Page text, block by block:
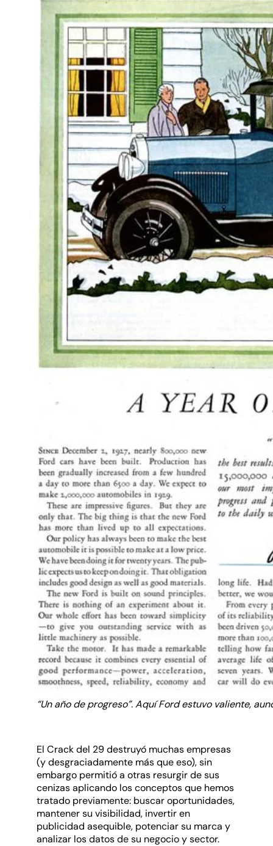
“Un año de progreso”. Aquí Ford estuvo valiente,
El Crack del 29 destruyó muchas empresas
(y desgraciadamente más que eso), sin
embargo permitió a otras resurgir de sus
cenizas aplicando los conceptos que hemos
tratado previamente: buscar oportunidades,
mantener su visibilidad, invertir en
publicidad asequible, potenciar su marca y
analizar los datos de su negocio y sector.